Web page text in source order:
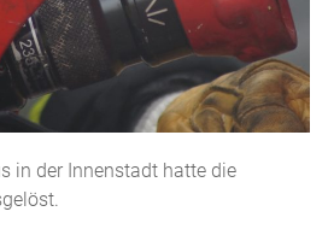
in der Innenstadt hatte die